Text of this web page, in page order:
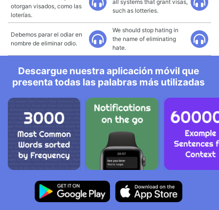
otorgan visados, como las
loterías.
all systems that grant visas,
such as lotteries.
Debemos parar el odiar en
nombre de eliminar odio.
We should stop hating in
the name of eliminating
hate.
Descargue nuestra aplicación móvil que
presenta todas las palabras más utilizadas